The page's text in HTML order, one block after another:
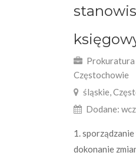
Częstochowie
śląskie,
Dodane:
1.
dokonanie